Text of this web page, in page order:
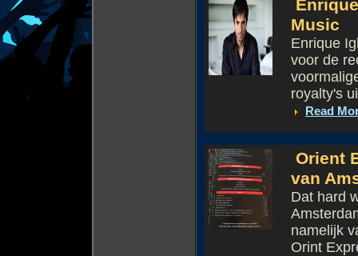
Music
Enrique
voor de
royalty's
Read
Orient
van
Dat hard
namelijk
Orint